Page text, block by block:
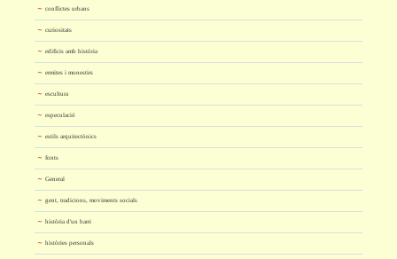
conflictes urbans
curiositats
edificis amb història
ermites i monestirs
escultura
especulació
estils arquitectònics
fonts
General
gent, tradicions, moviments socials
història d'un barri
històries personals